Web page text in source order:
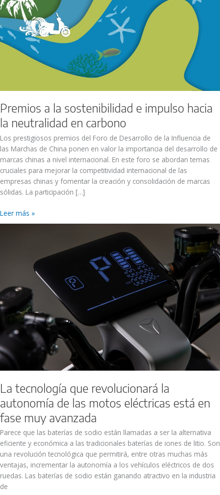
Premios a la sostenibilidad e impulso hacia
la neutralidad en carbono
Los prestigiosos premios del Foro de Desarrollo de la Influencia de
las Marchas de China ponen en valor la importancia del desarrollo de
marcas chinas a nivel internacional. En este foro se abordan temas
cruciales para mejorar la competitividad internacional de las
empresas chinas y fomentar la creación y consolidación de marcas
sólidas. La participación […]
Leer más »
La tecnología que revolucionará la
autonomía de las motos eléctricas está en
fase muy avanzada
Parece que las baterías de sodio están llamadas a ser la alternativa
eficiente y económica a las tradicionales baterías de iones de litio. Son
una revolución tecnológica que permitirá, entre otras muchas más
ventajas, incrementar la autonomía a los vehículos eléctricos de dos
ruedas. Las baterías de sodio están ganando atractivo en la industria
de
revolucionará
de
las
motos
eléctricas
está
en
fase
muy